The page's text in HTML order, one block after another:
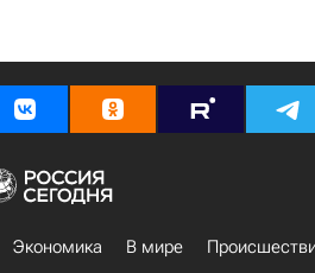
Экономика В мире